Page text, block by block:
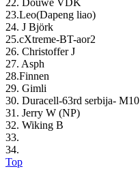
22. Douwe VDK
23.Leo(Dapeng liao)
24. J Björk
25.cXtreme-BT-aor2
26. Christoffer J
27. Asph
28.Finnen
29. Gimli
30. Duracell-63rd serbija- M10
31. Jerry W (NP)
32. Wiking B
33.
34.
Top